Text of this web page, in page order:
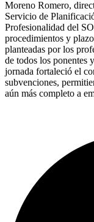
Moreno Romero,
Servicio de
Profesionalidad del
procedimientos y
planteadas por los
de todos los ponentes
jornada fortaleció el
subvenciones,
aún más completo a